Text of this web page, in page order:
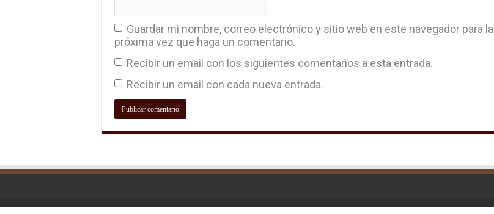
Guardar mi nombre, correo electrónico y sitio web en este navegador para la
próxima vez que haga un comentario.
Recibir un email con los siguientes comentarios a esta entrada.
Recibir un email con cada nueva entrada.